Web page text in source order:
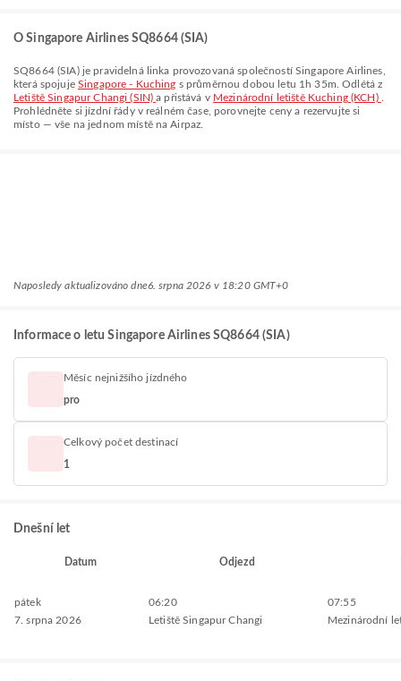
O Singapore Airlines SQ8664 (SIA)
SQ8664(SIA) je pravidelná linka provozovaná společností Singapore Airlines
která spojuje Singapore - Kuching s průměrnou dobou letu 1h 35m . Odlétá z
Letiště Singapur Changi (SIN)a přistává v Mezinárodní letiště Kuching (KCH)
Prohlédněte si jízdní řády v reálném čase, porovnejte ceny a rezervujte si
místo — vše na jednom místě na Airpaz.
Naposledy aktualizováno dne6. srpna 2026 v 18:20 GMT+0
Informace o letu Singapore Airlines SQ8664 (SIA)
Měsíc nejnižšího jízdného
pro
Celkový počet destinací
1
Dnešní let
Datum Odjezd
pátek
7. srpna 2026
06:20
Letiště Singapur Changi
07:55
Mezinárodní